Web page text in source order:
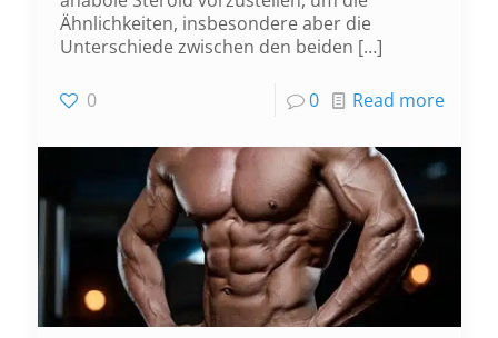
Ähnlichkeiten, insbesondere aber die
Unterschiede zwischen den beiden […]
0 0 Read more